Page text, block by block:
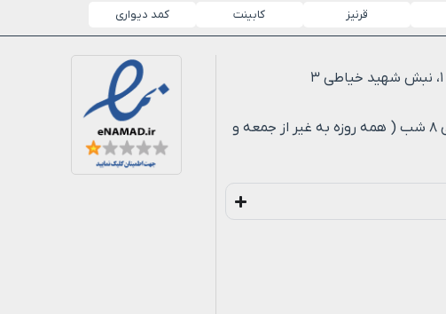
قرنیز کابینت کمد دیواری
۹ صبح الی ۸ شب ( همه روزه به غیر از جمعه و